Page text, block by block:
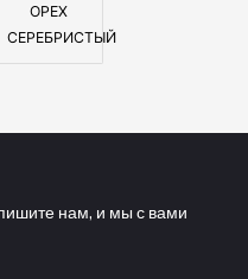
ОРЕХ
СЕРЕБРИСТЫЙ
нам, и мы с вами